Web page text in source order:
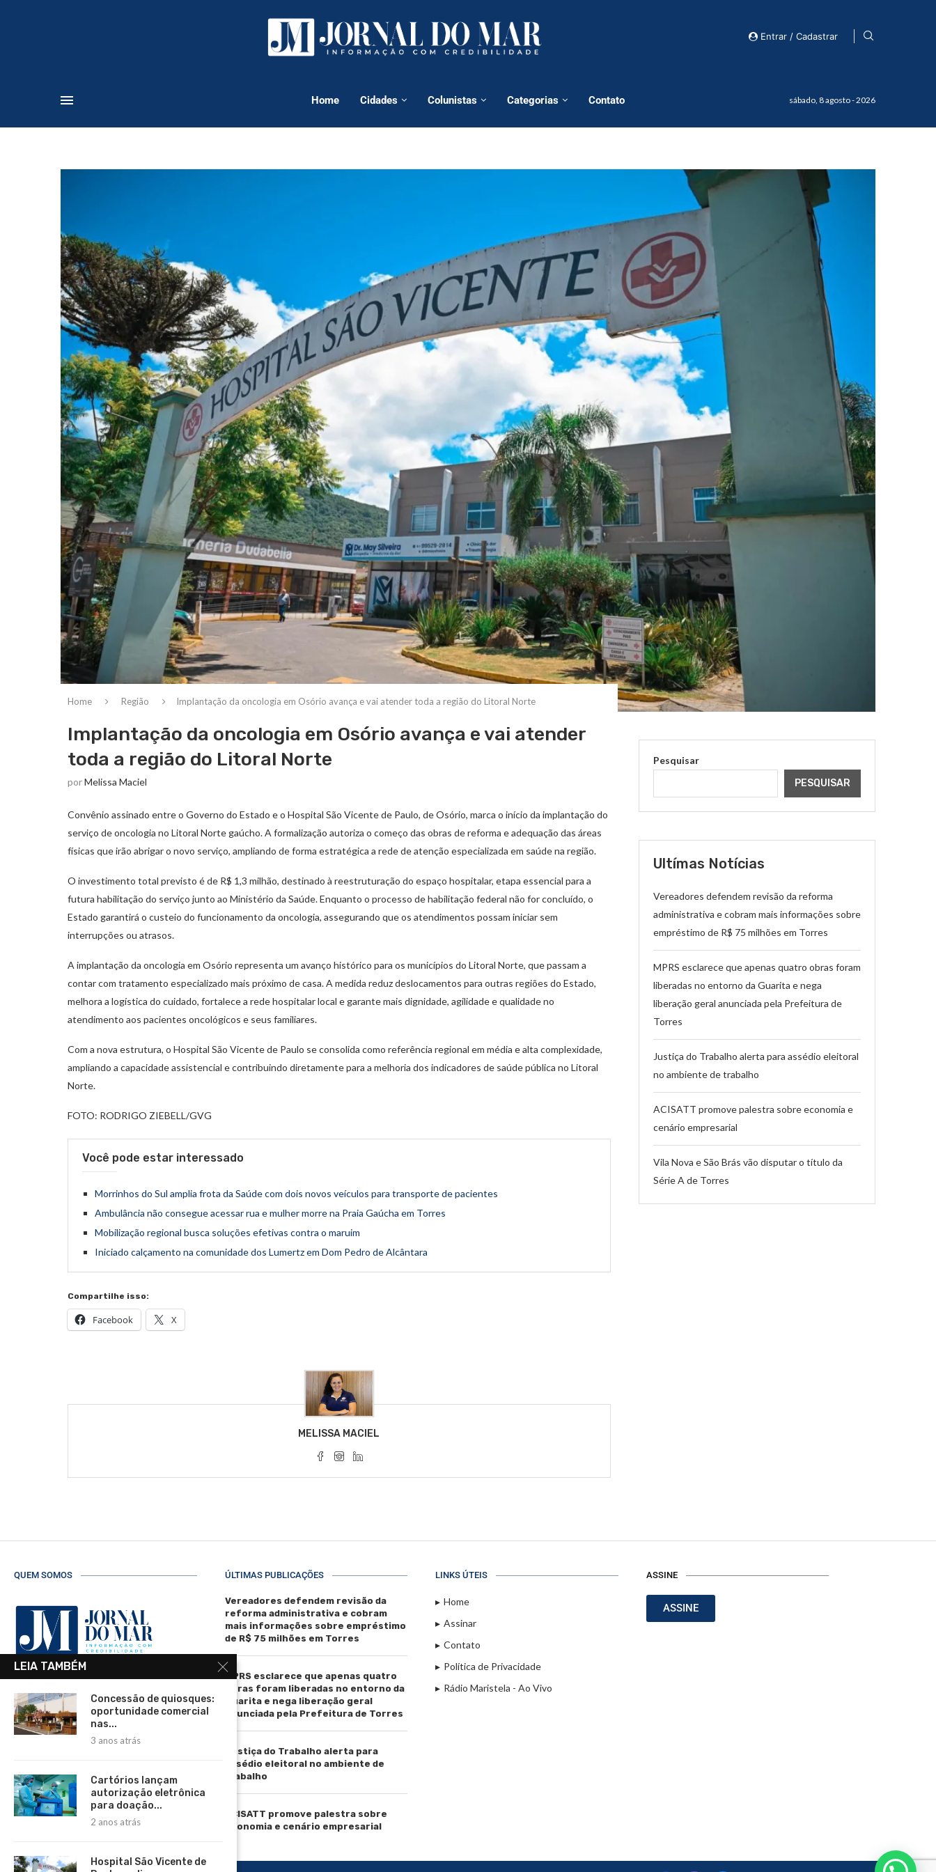
Entrar / Cadastrar
Home Cidades Colunistas Categorias Contato sábado, 8 agosto - 2026
Home Região Implantação da oncologia em Osório avança e vai atender toda a região do Litoral Norte
Implantação da oncologia em Osório avança e vai atender
toda a região do Litoral Norte
porMelissa Maciel
Convênio assinado entre o Governo do Estado e o Hospital São Vicente de Paulo, de Osório, marca o início da implantação do
serviço de oncologia no Litoral Norte gaúcho. A formalização autoriza o começo das obras de reforma e adequação das áreas
físicas que irão abrigar o novo serviço, ampliando de forma estratégica a rede de atenção especializada em saúde na região.
O investimento total previsto é de R$ 1,3 milhão, destinado à reestruturação do espaço hospitalar, etapa essencial para a
futura habilitação do serviço junto ao Ministério da Saúde. Enquanto o processo de habilitação federal não for concluído, o
Estado garantirá o custeio do funcionamento da oncologia, assegurando que os atendimentos possam iniciar sem
interrupções ou atrasos.
A implantação da oncologia em Osório representa um avanço histórico para os municípios do Litoral Norte, que passam a
contar com tratamento especializado mais próximo de casa. A medida reduz deslocamentos para outras regiões do Estado,
melhora a logística do cuidado, fortalece a rede hospitalar local e garante mais dignidade, agilidade e qualidade no
atendimento aos pacientes oncológicos e seus familiares.
Com a nova estrutura, o Hospital São Vicente de Paulo se consolida como referência regional em média e alta complexidade,
ampliando a capacidade assistencial e contribuindo diretamente para a melhoria dos indicadores de saúde pública no Litoral
Norte.
FOTO: RODRIGO ZIEBELL/GVG
Você pode estar interessado
Morrinhos do Sul amplia frota da Saúde com dois novos veículos para transporte de pacientes
Ambulância não consegue acessar rua e mulher morre na Praia Gaúcha em Torres
Mobilização regional busca soluções efetivas contra o maruim
Iniciado calçamento na comunidade dos Lumertz em Dom Pedro de Alcântara
Compartilhe isso:
Facebook X
MELISSA MACIEL
Pesquisar
PESQUISAR
Ultímas Notícias
Vereadores defendem revisão da reforma
administrativa e cobram mais informações sobre
empréstimo de R$ 75 milhões em Torres
MPRS esclarece que apenas quatro obras foram
liberadas no entorno da Guarita e nega
liberação geral anunciada pela Prefeitura de
Torres
Justiça do Trabalho alerta para assédio eleitoral
no ambiente de trabalho
ACISATT promove palestra sobre economia e
cenário empresarial
Vila Nova e São Brás vão disputar o título da
Série A de Torres
QUEM SOMOS
Centro, Torres - RS, 95560-000
Telefone: (51) 3664-4188
Email:
imprensa@jornaldomar.combr
ÚLTIMAS PUBLICAÇÕES
Vereadores defendem revisão da
reforma administrativa e cobram
mais informações sobre empréstimo
de R$ 75 milhões em Torres
MPRS esclarece que apenas quatro
obras foram liberadas no entorno da
Guarita e nega liberação geral
anunciada pela Prefeitura de Torres
Justiça do Trabalho alerta para
assédio eleitoral no ambiente de
trabalho
ACISATT promove palestra sobre
economia e cenário empresarial
LINKS ÚTEIS
Home
Assinar
Contato
Política de Privacidade
Rádio Maristela - Ao Vivo
ASSINE
ASSINE
LEIA TAMBÉM
Concessão de quiosques:
oportunidade comercial
nas...
3 anos atrás
Cartórios lançam
autorização eletrônica
para doação...
2 anos atrás
Hospital São Vicente de